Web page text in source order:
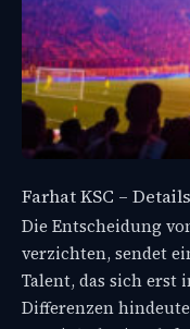
Farhat KSC –
Die Entscheidung
verzichten, sendet
Talent, das sich
Differenzen